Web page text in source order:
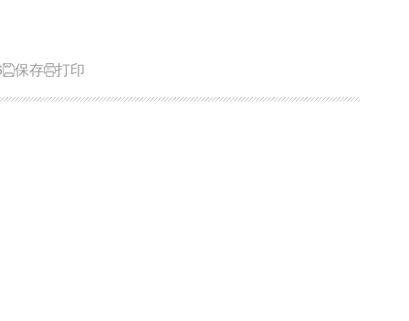
保存 打印